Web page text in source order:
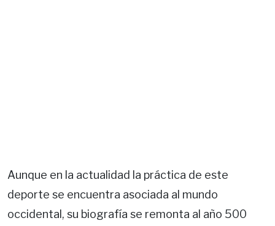
Aunque en la actualidad la práctica de este
deporte se encuentra asociada al mundo
occidental, su biografía se remonta al año 500